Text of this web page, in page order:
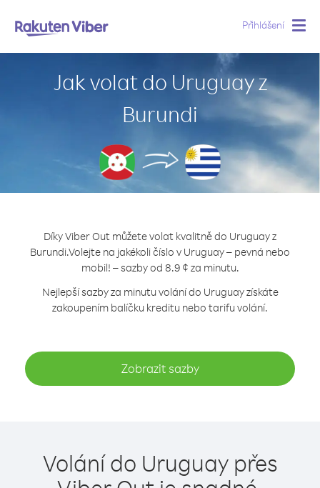
Přihlášení
Jak volat do Uruguay z
Burundi
Díky Viber Out můžete volat kvalitně do Uruguay z
Burundi.Volejte na jakékoli číslo v Uruguay – pevná nebo
mobil! – sazby od 8.9 ¢ za minutu.
Nejlepší sazby za minutu volání do Uruguay získáte
zakoupením balíčku kreditu nebo tarifu volání.
Zobrazit sazby
Volání do Uruguay přes